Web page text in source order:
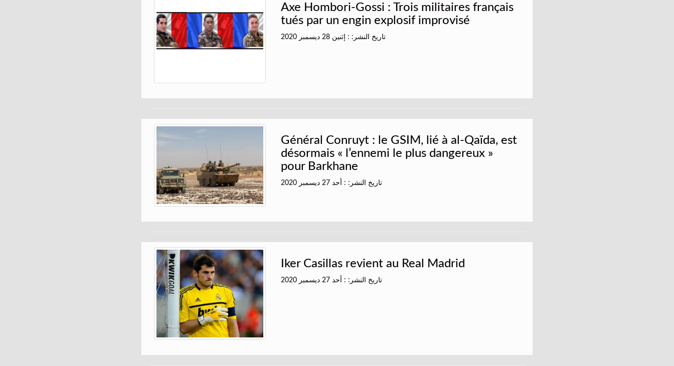
Axe Hombori-Gossi : Trois militaires français
tués par un engin explosif improvisé
تاريخ النشر: : إثنين 28 ديسمبر 2020
Général Conruyt : le GSIM, lié à al-Qaïda, est
désormais « l’ennemi le plus dangereux »
pour Barkhane
تاريخ النشر: : أحد 27 ديسمبر 2020
Iker Casillas revient au Real Madrid
تاريخ النشر: : أحد 27 ديسمبر 2020